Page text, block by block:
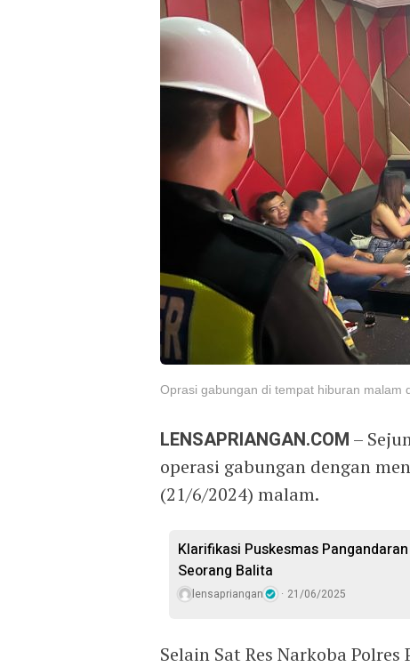
Oprasi gabungan di tempat hiburan malam
LENSAPRIANGAN.COM –
operasi gabungan dengan
(21/6/2024) malam.
Klarifikasi Puskesmas
Seorang Balita
lensapriangan 21/06/2025
Selain Sat Res Narkoba